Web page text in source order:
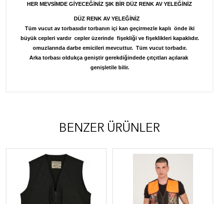
HER MEVSİMDE GİYECEĞİNİZ ŞIK BİR DÜZ RENK AV YELEĞİNİZ
DÜZ RENK AV YELEĞİNİZ
Tüm vucut av torbasıdır torbanın içi kan geçirmezle kaplı önde iki
büyük cepleri vardır cepler üzerinde fişekliği ve fişeklikleri kapaklıdır.
omuzlarında darbe emicileri mevcuttur. Tüm vucut torbadır.
Arka torbası oldukça geniştir gerekdiğindede çıtçıtları açılarak
genişletile bilir.
BENZER ÜRÜNLER